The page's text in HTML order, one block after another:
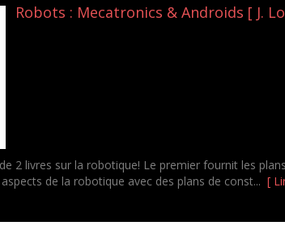
Robots : Mecatronics & Androids [ J.
2 livres sur la robotique! Le premier fournit les
de la robotique avec des plans de const... [